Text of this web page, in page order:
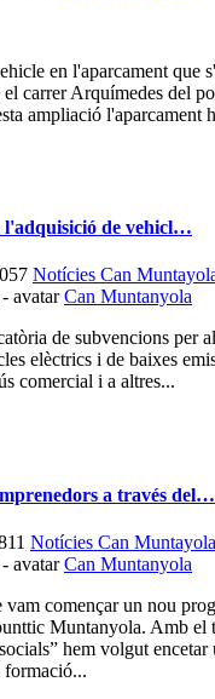
en l'aparcament que
carrer Arquímedes del
ampliació l'aparcament
l'adquisició de vehicl…
Notícies Can
Can Muntanyola
de subvencions per
elèctrics i de baixes
comercial i a altres...
a través del…
Notícies Can Muntayola
Can Muntanyola
començar un nou
Muntanyola. Amb el
hem volgut
formació...